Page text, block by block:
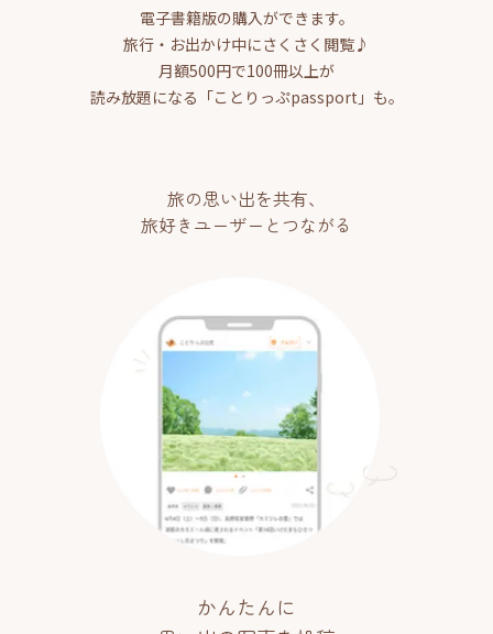
電子書籍版の購入ができます。
旅行・お出かけ中にさくさく閲覧♪
月額500円で100冊以上が
読み放題になる「ことりっぷpassport」も。
旅の思い出を共有、
旅好きユーザーとつながる
かんたんに